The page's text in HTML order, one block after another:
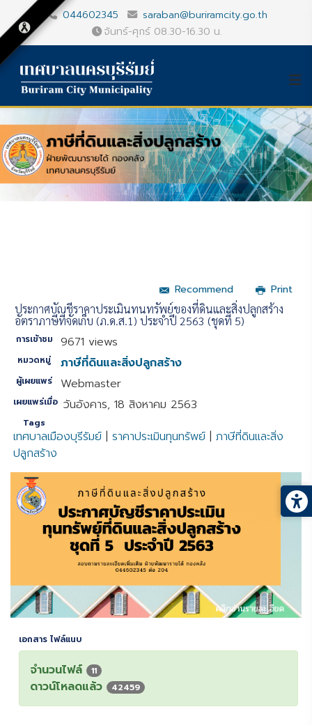
044602345
saraban@buriramcity.go.th
จันทร์-ศุกร์ 08.30-16.30 น.
Recommend
Print
ประกาศบัญชีราคาประเมินทุนทรัพย์ของที่ดินและสิ่งปลูกสร้าง
อัตราภาษีที่จัดเก็บ (ภ.ด.ส.1) ประจำปี 2563 (ชุดที่ 5)
การเข้าชม 9671 views
หมวดหมู่ ภาษีที่ดินและสิ่งปลูกสร้าง
ผู้เผยแพร่ Webmaster
เผยแพร่เมื่อ วันอังคาร, 18 สิงหาคม 2563
Tags
เทศบาลเมืองบุรีรัมย์ |ราคาประเมินทุนทรัพย์ |ภาษีที่ดินและสิ่ง
ปลูกสร้าง
เอกสาร ไฟล์แนบ
จำนวนไฟล์ 11
ดาวน์โหลดแล้ว 42459